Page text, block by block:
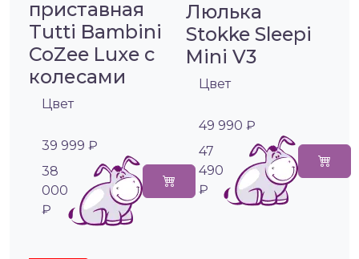
приставная
Tutti Bambini
CoZee Luxe с
колесами
Цвет
39 999 ₽
38
000
₽
Люлька
Stokke Sleepi
Mini V3
Цвет
49 990 ₽
47
490
₽